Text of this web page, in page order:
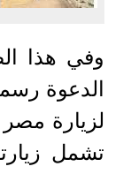
وفي هذا
الدعوة
لزيارة مصر
تشمل